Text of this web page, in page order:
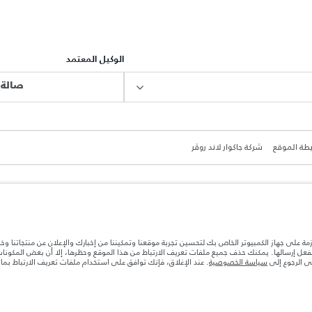
الوكيل المعتمد
صالة
الموقع شركة جاكوار لاند روڤر
نقطة التصنيع في الحمولة. تأكد من عدم تجاوز الوزن الإجمالي للسيارة والحد الأقصى لأحمال المحور
على جهاز الكمبيوتر الخاص بك لتحسين تجربة موقعنا وتمكيننا من إخبارك والإعلان عن
إرسالها. يمكنك حذف جميع ملفات تعريف الارتباط من هذا الموقع وحظرها، إلا أن بعض
الرجوع إلى سياسة الخصوصية. عند الإغلاق، فإنك توافق على استخدام ملفات تعريف الارتباط